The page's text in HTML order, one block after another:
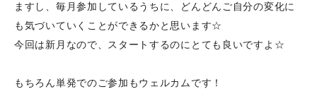
ますし、毎月参加しているうちに、どんどんご自分の変化に
も気づいていくことができるかと思います☆
今回は新月なので、スタートするのにとても良いですよ☆
もちろん単発でのご参加もウェルカムです！